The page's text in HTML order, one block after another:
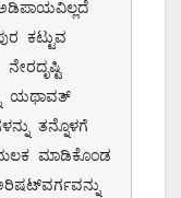
ಕಟ್ಟುವ
ಯಥಾವತ್
ತನ್ನೊಳಗೆ
ಮಾಡಿಕೊಂಡ